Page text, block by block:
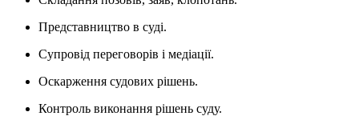
Представництво в суді.
Супровід переговорів і медіації.
Оскарження судових рішень.
Контроль виконання рішень суду.